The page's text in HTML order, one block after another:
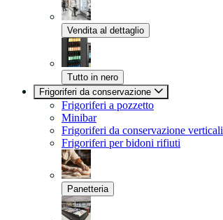
Vendita al dettaglio
Tutto in nero
Frigoriferi da conservazione
Frigoriferi a pozzetto
Minibar
Frigoriferi da conservazione verticali
Frigoriferi per bidoni rifiuti
Panetteria